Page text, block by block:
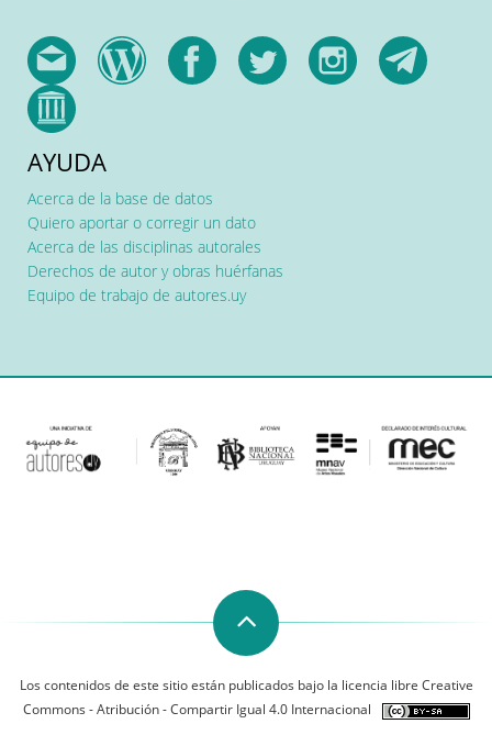
AYUDA
Acerca de la base de datos
Quiero aportar o corregir un dato
Acerca de las disciplinas autorales
Derechos de autor y obras huérfanas
Equipo de trabajo de autores.uy
Los contenidos de este sitio están publicados bajo la licencia libre Creative
Commons - Atribución - Compartir Igual 4.0 Internacional